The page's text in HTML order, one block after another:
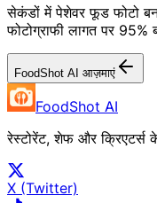
सेकंडों में पेशेवर फूड फोटो
फोटोग्राफी लागत पर
FoodShot AI आज़माएं
FoodShot AI
रेस्टोरेंट, शेफ और क्रिएटर्स
X (Twitter)